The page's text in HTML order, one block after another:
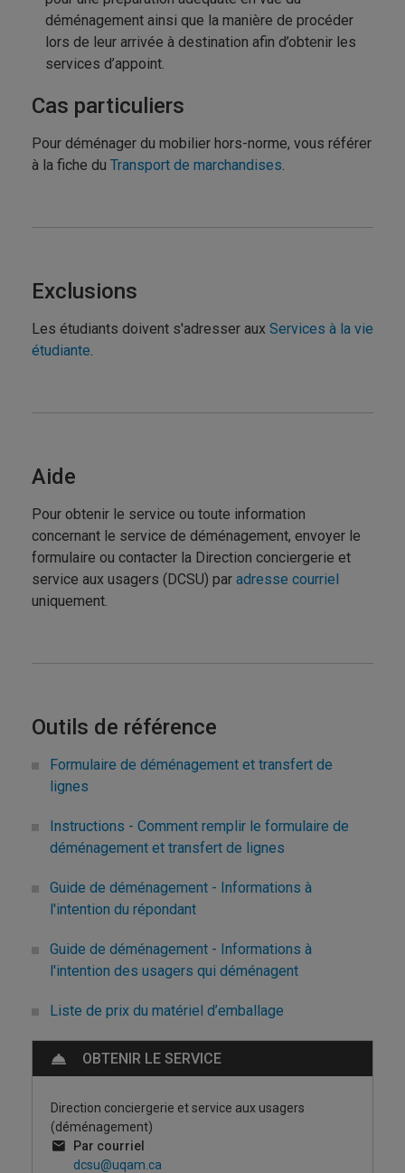
déménagement ainsi que la manière de procéder
lors de leur arrivée à destination afin d’obtenir les
services d’appoint.
Cas particuliers
Pour déménager du mobilier hors-norme, vous référer
à la fiche du Transport de marchandises.
Exclusions
Les étudiants doivent s'adresser aux Services à la vie
étudiante.
Aide
Pour obtenir le service ou toute information
concernant le service de déménagement, envoyer le
formulaire ou contacter la Direction conciergerie et
service aux usagers (DCSU) par adresse courriel
uniquement.
Outils de référence
Formulaire de déménagement et transfert de
lignes
Instructions - Comment remplir le formulaire de
déménagement et transfert de lignes
Guide de déménagement - Informations à
l'intention du répondant
Guide de déménagement - Informations à
l'intention des usagers qui déménagent
Liste de prix du matériel d’emballage
OBTENIR LE SERVICE
Direction conciergerie et service aux usagers
(déménagement)
Par courriel
dcsu@uqam.ca